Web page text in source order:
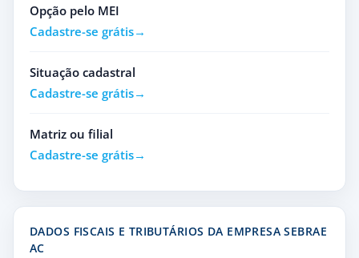
Opção pelo MEI
Cadastre-se grátis
Situação cadastral
Cadastre-se grátis
Matriz ou filial
Cadastre-se grátis
DADOS FISCAIS E TRIBUTÁRIOS DA EMPRESA SEBRAE
AC